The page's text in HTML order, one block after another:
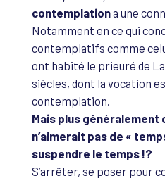
contemplationa une
Notamment en ce qui
contemplatifs comme
ont habité le prieuré de
siècles, dont la vocation
contemplation.
Mais plus généralement
n’aimerait pas de «
suspendre le temps !?
S’arrêter, se poser pour